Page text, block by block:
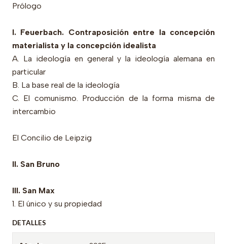
Prólogo
I. Feuerbach. Contraposición entre la concepción
materialista y la concepción idealista
A. La ideología en general y la ideología alemana en
particular
B. La base real de la ideología
C. El comunismo. Producción de la forma misma de
intercambio
El Concilio de Leipzig
II. San Bruno
III. San Max
1. El único y su propiedad
DETALLES